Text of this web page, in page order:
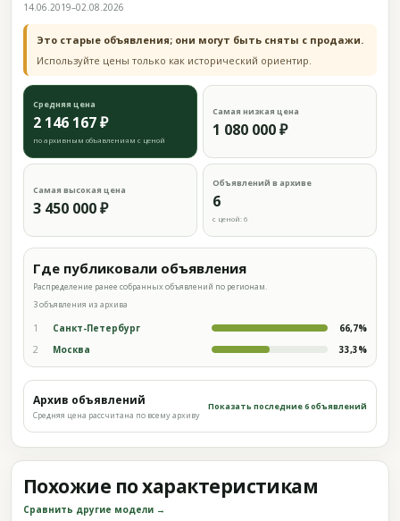
14.06.2019–02.08.2026
Это старые объявления; они могут быть сняты с продажи.
Используйте цены только как исторический ориентир.
Средняя цена
2 146 167 ₽
по архивным объявлениям с ценой
Самая низкая цена
1 080 000 ₽
Самая высокая цена
3 450 000 ₽
Объявлений в архиве
6
с ценой: 6
Где публиковали объявления
Распределение ранее собранных объявлений по регионам.
3 объявления из архива
1 Санкт-Петербург 66,7%
2 Москва 33,3%
Архив объявлений
Средняя цена рассчитана по всему архиву
Показать последние 6 объявлений
Похожие по характеристикам
Сравнить другие модели →